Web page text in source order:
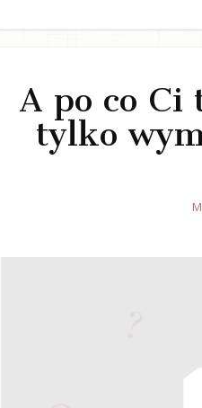
A po co
tylko